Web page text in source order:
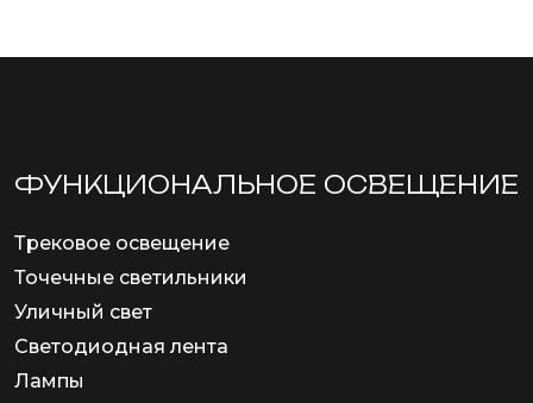
ФУНКЦИОНА­ЛЬНОЕ ОСВЕЩЕНИЕ
Трековое освещение
Точечные светильники
Уличный свет
Светодиодная лента
Лампы